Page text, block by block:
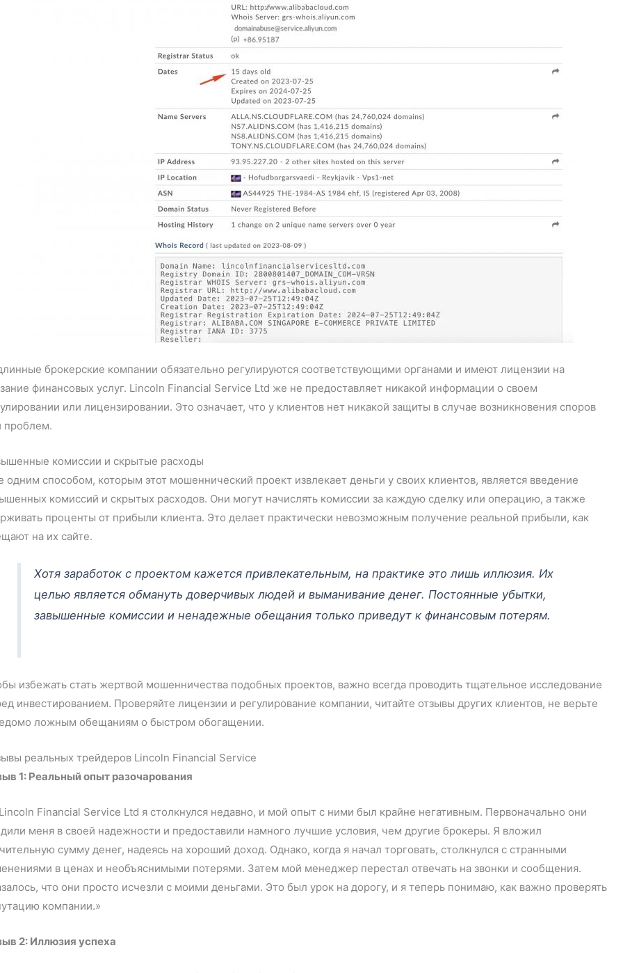
брокерские компании обязательно регулируются соответствующими органами и имеют лицензии на
финансовых услуг. Lincoln Financial Service Ltd же не предоставляет никакой информации о своем
или лицензировании. Это означает, что у клиентов нет никакой защиты в случае возникновения споров
проблем.
комиссии и скрытые расходы
одним способом, которым этот мошеннический проект извлекает деньги у своих клиентов, является введение
комиссий и скрытых расходов. Они могут начислять комиссии за каждую сделку или операцию, а также
проценты от прибыли клиента. Это делает практически невозможным получение реальной прибыли, как
на их сайте.
Хотя заработок с проектом кажется привлекательным, на практике это лишь иллюзия. Их
целью является обмануть доверчивых людей и выманивание денег. Постоянные убытки,
завышенные комиссии и ненадежные обещания только приведут к финансовым потерям.
избежать стать жертвой мошенничества подобных проектов, важно всегда проводить тщательное исследование
инвестированием. Проверяйте лицензии и регулирование компании, читайте отзывы других клиентов, не верьте
ложным обещаниям о быстром обогащении.
реальных трейдеров Lincoln Financial Service
1: Реальный опыт разочарования
Financial Service Ltd я столкнулся недавно, и мой опыт с ними был крайне негативным. Первоначально они
меня в своей надежности и предоставили намного лучшие условия, чем другие брокеры. Я вложил
сумму денег, надеясь на хороший доход. Однако, когда я начал торговать, столкнулся с странными
в ценах и необъяснимыми потерями. Затем мой менеджер перестал отвечать на звонки и сообщения.
что они просто исчезли с моими деньгами. Это был урок на дорогу, и я теперь понимаю, как важно проверять
компании.»
2: Иллюзия успеха